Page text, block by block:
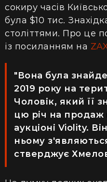
сокиру часів
була $10 тис.
століттями. Про це
із посиланням на
"Вона була
2019 року на
Чоловік, який її
цю річ на продаж
аукціоні Violity.
ньому
стверджує